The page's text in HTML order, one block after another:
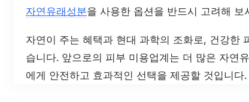
자연유래성분을 사용한 옵션을 반드시 고려해 보
자연이 주는 혜택과 현대 과학의 조화로, 건강한
습니다. 앞으로의 피부 미용업계는 더 많은 자연
에게 안전하고 효과적인 선택을 제공할 것입니다.